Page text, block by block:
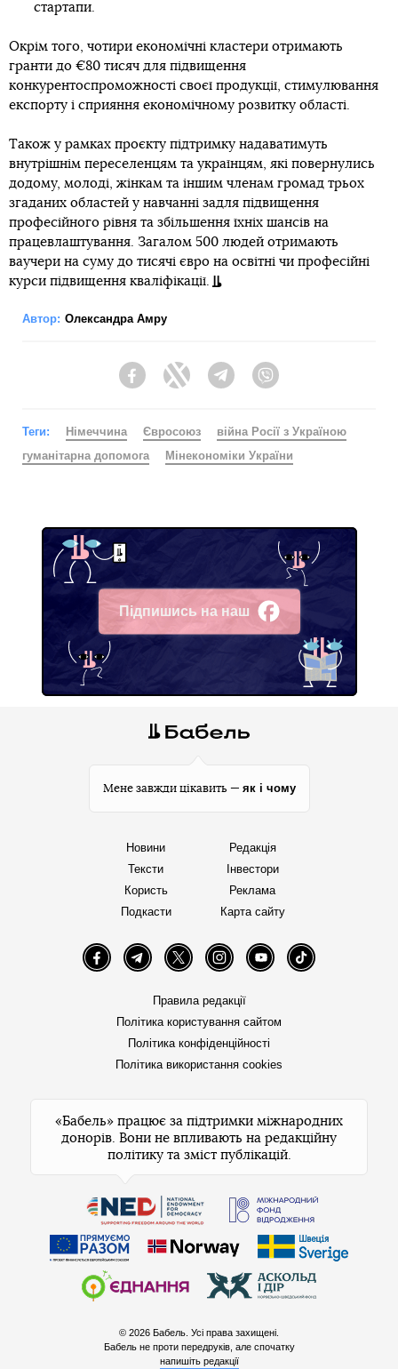
стартапи.
Окрім того, чотири економічні кластери отримають
гранти до €80 тисяч для підвищення
конкурентоспроможності своєї продукції, стимулювання
експорту і сприяння економічному розвитку області.
Також у рамках проєкту підтримку надаватимуть
внутрішнім переселенцям та українцям, які повернулись
додому, молоді, жінкам та іншим членам громад трьох
згаданих областей у навчанні задля підвищення
професійного рівня та збільшення їхніх шансів на
працевлаштування. Загалом 500 людей отримають
ваучери на суму до тисячі євро на освітні чи професійні
курси підвищення кваліфікації.
Автор: Олександра Амру
FacebookTwitter Telegram
Теги: Німеччина Євросоюз
війна Росії з Україною
гуманітарна допомога
Мінекономіки України
Підпишись на наш
Facebook
Мене завжди цікавить — як і чому
Новини
Тексти
Користь
Подкасти
Редакція
Інвестори
Реклама
Карта сайту
FacebookTelegramTwitter InstagramYouTube TikTok
Правила редакції
Політика користування сайтом
Політика конфіденційності
Політика використання cookies
«Бабель» працює за підтримки міжнародних
донорів. Вони не впливають на редакційну
політику та зміст публікацій.
© 2026 Бабель. Усі права захищені.
Бабель не проти передруків, але спочатку
напишіть редакції